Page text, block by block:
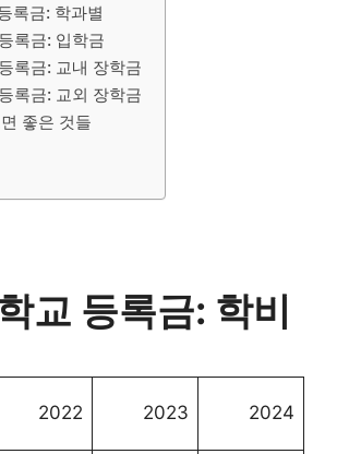
록금: 학과별
록금: 입학금
록금: 교내 장학금
록금: 교외 장학금
좋은 것들
교 등록금: 학비
2022 2023 2024